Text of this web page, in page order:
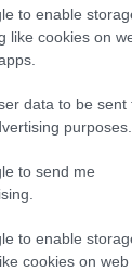
to enable
like cookies on
data to be sent
purposes.
to send me
to enable
cookies on
Twitter
,frizura